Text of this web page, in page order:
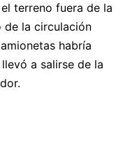
terreno fuera de la
de la circulación
habría
a salirse de la